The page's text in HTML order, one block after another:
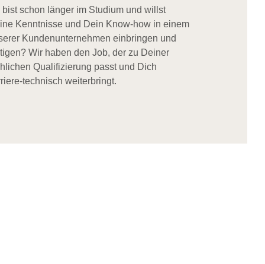
bist schon länger im Studium und willst
Kenntnisse und Dein Know-how in einem
Kundenunternehmen einbringen und
Wir haben den Job, der zu Deiner
Qualifizierung passt und Dich
technisch weiterbringt.